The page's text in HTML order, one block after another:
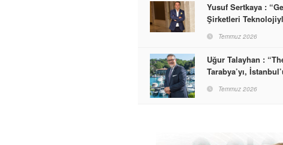
Yusuf Sertkaya :
Şirketleri
Temmuz 2026
Uğur Talayhan :
Tarabya’yı,
Destinasyon Haline
Temmuz 2026